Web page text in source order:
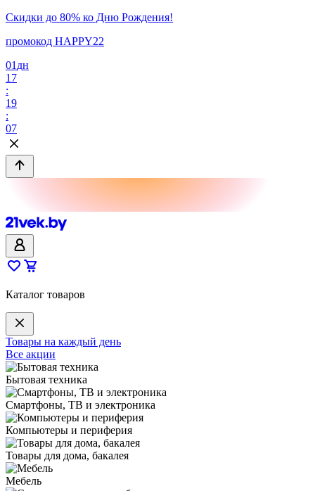
Скидки до 80% ко Дню Рождения!
промокод HAPPY22
01 дн
17
:
19
:
07
Каталог товаров
Товары на каждый день
Все акции
Бытовая техника
Смартфоны, ТВ и электроника
Компьютеры и периферия
Товары для дома, бакалея
Мебель